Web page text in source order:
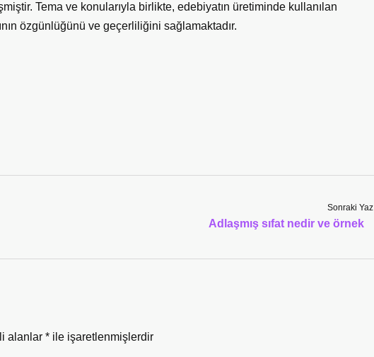
Tema ve konularıyla birlikte, edebiyatın üretiminde kullanılan
özgünlüğünü ve geçerliliğini sağlamaktadır.
Sonraki
Adlaşmış sıfat nedir ve örnek
alanlar * ile işaretlenmişlerdir